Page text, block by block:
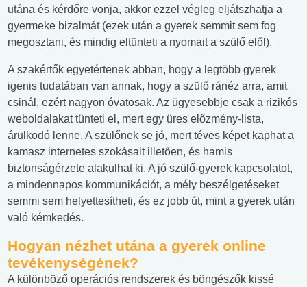
utána és kérdőre vonja, akkor ezzel végleg eljátszhatja a
gyermeke bizalmát (ezek után a gyerek semmit sem fog
megosztani, és mindig eltünteti a nyomait a szülő elől).
A szakértők egyetértenek abban, hogy a legtöbb gyerek
igenis tudatában van annak, hogy a szülő ránéz arra, amit
csinál, ezért nagyon óvatosak. Az ügyesebbje csak a rizikós
weboldalakat tünteti el, mert egy üres előzmény-lista,
árulkodó lenne. A szülőnek se jó, mert téves képet kaphat a
kamasz internetes szokásait illetően, és hamis
biztonságérzete alakulhat ki. A jó szülő-gyerek kapcsolatot,
a mindennapos kommunikációt, a mély beszélgetéseket
semmi sem helyettesítheti, és ez jobb út, mint a gyerek után
való kémkedés.
Hogyan nézhet utána a gyerek online
tevékenységének?
A különböző operációs rendszerek és böngészők kissé